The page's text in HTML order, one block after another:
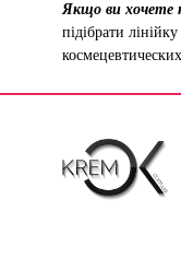
Якщо ви хочете
підібрати